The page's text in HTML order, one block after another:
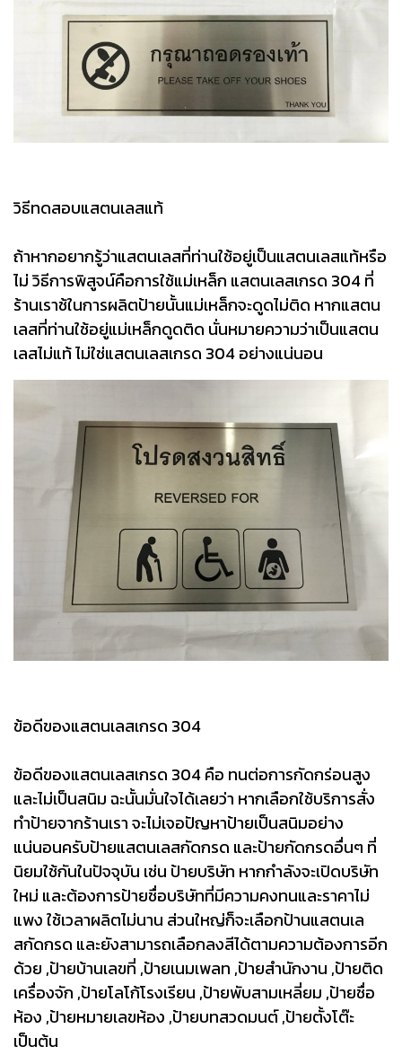
วิธีทดสอบแสตนเลสแท้
ถ้าหากอยากรู้ว่าแสตนเลสที่ท่านใช้อยู่เป็นแสตนเลสแท้หรือ
ไม่ วิธีการพิสูจน์คือการใช้แม่เหล็ก แสตนเลสเกรด 304 ที่
ร้านเราช้ในการผลิตป้ายนั้นแม่เหล็กจะดูดไม่ติด หากแสตน
เลสที่ท่านใช้อยู่แม่เหล็กดูดติด นั่นหมายความว่าเป็นแสตน
เลสไม่แท้ ไม่ใช่แสตนเลสเกรด 304 อย่างแน่นอน
ข้อดีของแสตนเลสเกรด 304
ข้อดีของแสตนเลสเกรด 304 คือ ทนต่อการกัดกร่อนสูง
และไม่เป็นสนิม ฉะนั้นมั่นใจได้เลยว่า หากเลือกใช้บริการสั่ง
ทำป้ายจากร้านเรา จะไม่เจอปัญหาป้ายเป็นสนิมอย่าง
แน่นอนครับป้ายแสตนเลสกัดกรด และป้ายกัดกรดอื่นๆ ที่
นิยมใช้กันในปัจจุบัน เช่น ป้ายบริษัท หากกำลังจะเปิดบริษัท
ใหม่ และต้องการป้ายชื่อบริษัทที่มีความคงทนและราคาไม่
แพง ใช้เวลาผลิตไม่นาน ส่วนใหญ่ก็จะเลือกป้านแสตนเล
สกัดกรด และยังสามารถเลือกลงสีได้ตามความต้องการอีก
ด้วย ,ป้ายบ้านเลขที่ ,ป้ายเนมเพลท ,ป้ายสำนักงาน ,ป้ายติด
เครื่องจัก ,ป้ายโลโก้โรงเรียน ,ป้ายพับสามเหลี่ยม ,ป้ายชื่อ
ห้อง ,ป้ายหมายเลขห้อง ,ป้ายบทสวดมนต์ ,ป้ายตั้งโต๊ะ
เป็นต้น